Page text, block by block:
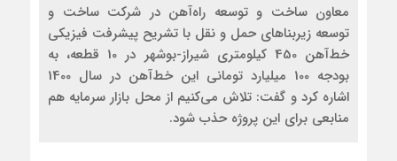
معاون ساخت و توسعه راه‌آهن در شرکت ساخت و
توسعه زیربناهای حمل و نقل با تشریح پیشرفت فیزیکی
خط‌آهن 450 کیلومتری شیراز-بوشهر در 10 قطعه، به
بودجه 100 میلیارد تومانی این خط‌آهن در سال 1400
اشاره کرد و گفت: تلاش می‌کنیم از محل بازار سرمایه هم
منابعی برای این پروژه حذب شود.